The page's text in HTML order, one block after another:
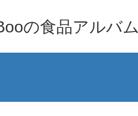
の食品アルバム